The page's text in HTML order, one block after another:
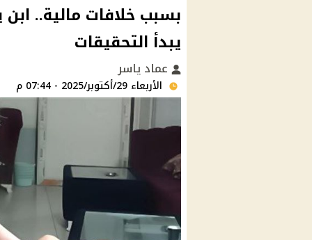
بسبب خلافات مالية..
يبدأ التحقيقات
عماد ياسر
الأربعاء 29/أكتوبر/2025 - 07:44 م